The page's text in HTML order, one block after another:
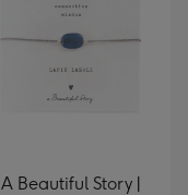
A Beautiful Story |